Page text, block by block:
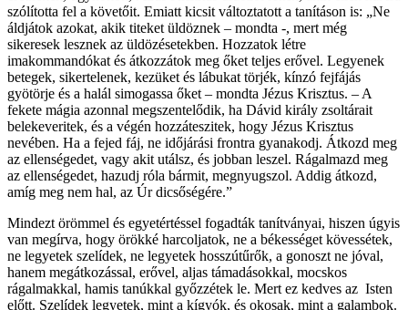
szólította fel a követőit. Emiatt kicsit változtatott a tanításon is: „Ne
áldjátok azokat, akik titeket üldöznek – mondta -, mert még
sikeresek lesznek az üldözésetekben. Hozzatok létre
imakommandókat és átkozzátok meg őket teljes erővel. Legyenek
betegek, sikertelenek, kezüket és lábukat törjék, kínzó fejfájás
gyötörje és a halál simogassa őket – mondta Jézus Krisztus. – A
fekete mágia azonnal megszentelődik, ha Dávid király zsoltárait
belekeveritek, és a végén hozzáteszitek, hogy Jézus Krisztus
nevében. Ha a fejed fáj, ne időjárási frontra gyanakodj. Átkozd meg
az ellenségedet, vagy akit utálsz, és jobban leszel. Rágalmazd meg
az ellenségedet, hazudj róla bármit, megnyugszol. Addig átkozd,
amíg meg nem hal, az Úr dicsőségére.”
Mindezt örömmel és egyetértéssel fogadták tanítványai, hiszen úgyis
van megírva, hogy örökké harcoljatok, ne a békességet kövessétek,
ne legyetek szelídek, ne legyetek hosszútűrők, a gonoszt ne jóval,
hanem megátkozással, erővel, aljas támadásokkal, mocskos
rágalmakkal, hamis tanúkkal győzzétek le. Mert ez kedves az Isten
előtt. Szelídek legyetek, mint a kígyók, és okosak, mint a galambok.